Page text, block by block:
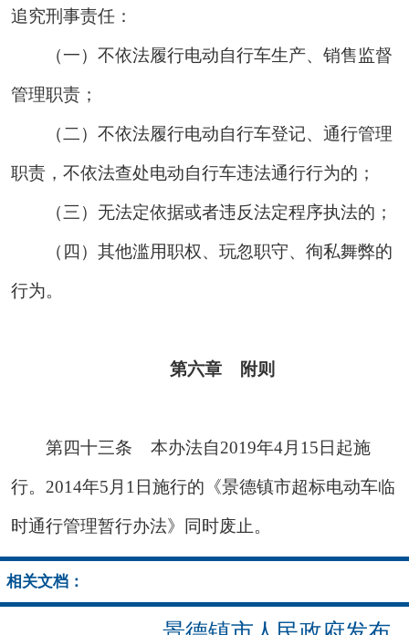
追究刑事责任：
（一）不依法履行电动自行车生产、销售监督
管理职责；
（二）不依法履行电动自行车登记、通行管理
职责，不依法查处电动自行车违法通行行为的；
（三）无法定依据或者违反法定程序执法的；
（四）其他滥用职权、玩忽职守、徇私舞弊的
行为。
第六章 附则
第四十三条 本办法自2019年4月15日起施
行。2014年5月1日施行的《景德镇市超标电动车临
时通行管理暂行办法》同时废止。
相关文档：